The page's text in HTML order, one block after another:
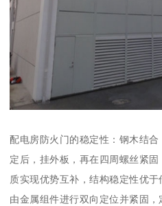
配电房防火门的稳定性：钢木结
定后，挂外板，再在四周螺丝紧
质实现优势互补，结构稳定性优
由金属组件进行双向定位并紧固